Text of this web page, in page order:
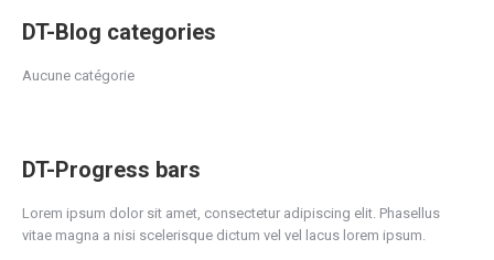
DT-Blog categories
Aucune catégorie
DT-Progress bars
Lorem ipsum dolor sit amet, consectetur adipiscing elit. Phasellus
vitae magna a nisi scelerisque dictum vel vel lacus lorem ipsum.